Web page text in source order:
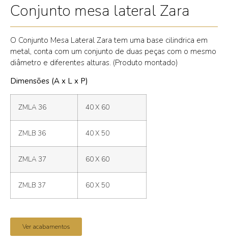
Conjunto mesa lateral Zara
O Conjunto Mesa Lateral Zara tem uma base cilindrica em
metal, conta com um conjunto de duas peças com o mesmo
diâmetro e diferentes alturas. (Produto montado)
Dimensões (A x L x P)
ZMLA 36 40 X 60
ZMLB 36 40 X 50
ZMLA 37 60 X 60
ZMLB 37 60 X 50
Ver acabamentos